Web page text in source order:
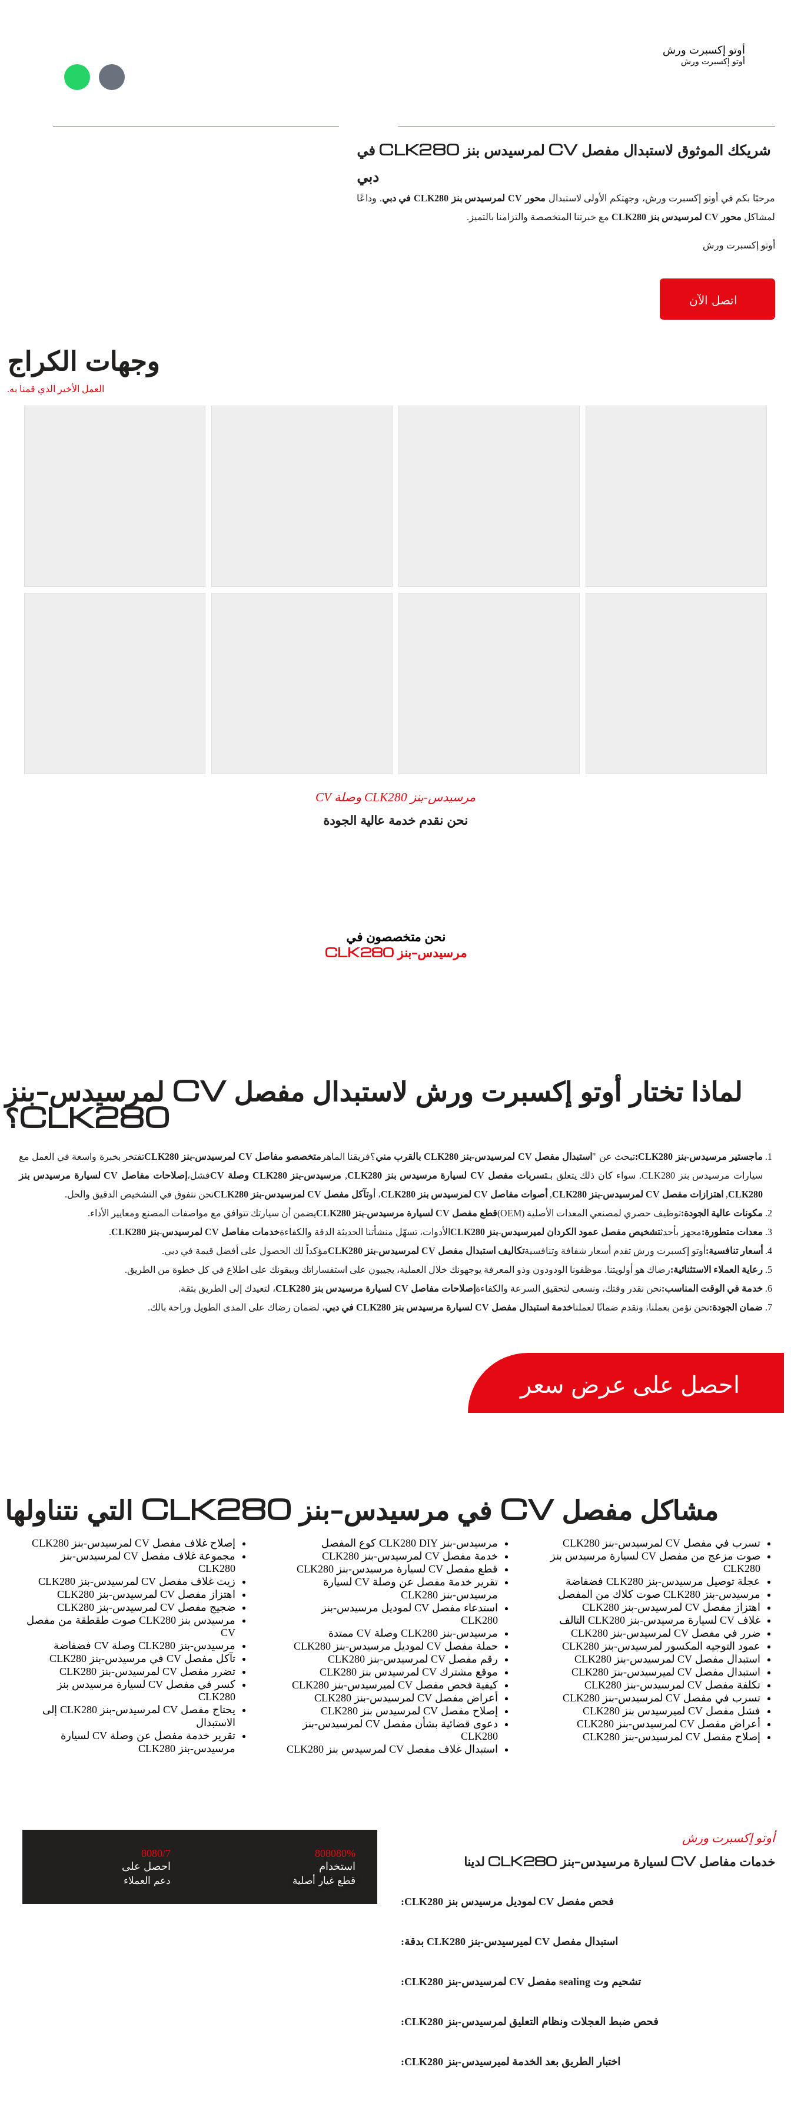
أوتو إكسبرت ورش
أوتو إكسبرت ورش
شريكك الموثوق لاستبدال مفصل CV لمرسيدس بنز CLK280 في
دبي
مرحبًا بكم في أوتو إكسبرت ورش، وجهتكم الأولى لاستبدال محور CV لمرسيدس بنز CLK280 في دبي
. وداعًا
لمشاكل محور CV لمرسيدس بنز CLK280 مع خبرتنا المتخصصة والتزامنا بالتميز.
أوتو إكسبرت ورش
اتصل الآن
وجهات الكراج
العمل الأخير الذي قمنا به.
مرسيدس-بنز CLK280 وصلة CV
نحن نقدم خدمة عالية الجودة
نحن متخصصون في
مرسيدس-بنز CLK280
لماذا تختار أوتو إكسبرت ورش لاستبدال مفصل CV لمرسيدس-بنز
CLK280؟
ماجستير مرسيدس-بنز CLK280: تبحث عن " استبدال مفصل CV لمرسيدس-بنز CLK280 بالقرب مني ؟فريقنا الماهر متخصصو مفاصل CV لمرسيدس-بنز CLK280
تفتخر بخبرة واسعة في العمل مع
سيارات مرسيدس بنز CLK280. سواء كان ذلك يتعلق بـ
تسربات مفصل CV لسيارة مرسيدس بنز CLK280 , مرسيدس-بنز CLK280 وصلة CV فشل،
إصلاحات مفاصل CV لسيارة مرسيدس بنز
CLK280
, اهتزازات مفصل CV لمرسيدس-بنز CLK280 , أصوات مفاصل CV لمرسيدس بنز CLK280 ، أوتآكل مفصل CV لمرسيدس-بنز CLK280
نحن نتفوق في التشخيص الدقيق والحل.
مكونات عالية الجودة:توظيف حصري لمصنعي المعدات الأصلية (OEM) قطع مفصل CV لسيارة مرسيدس-بنز CLK280
يضمن أن سيارتك تتوافق مع مواصفات المصنع ومعايير الأداء.
معدات متطورة:مجهز بأحدثتشخيص مفصل عمود الكردان لميرسيدس-بنز CLK280 الأدوات، تسهّل منشأتنا الحديثة الدقة والكفاءةخدمات مفاصل CV لمرسيدس-بنز CLK280
.
أسعار تنافسية: أوتو إكسبرت ورش تقدم أسعار شفافة وتنافسيةتكاليف استبدال مفصل CV لمرسيدس-بنز CLK280
مؤكداً لك الحصول على أفضل قيمة في دبي.
رعاية العملاء الاستثنائية:رضاك هو أولويتنا. موظفونا الودودون وذو المعرفة يوجهونك خلال العملية، يجيبون على استفساراتك ويبقونك على اطلاع في كل خطوة من الطريق.
خدمة في الوقت المناسب:نحن نقدر وقتك، ونسعى لتحقيق السرعة والكفاءة إصلاحات مفاصل CV لسيارة مرسيدس بنز CLK280
، لتعيدك إلى الطريق بثقة.
ضمان الجودة:نحن نؤمن بعملنا، ونقدم ضمانًا لعملناخدمة استبدال مفصل CV لسيارة مرسيدس بنز CLK280 في دبي ، لضمان رضاك على المدى الطويل وراحة بالك.
احصل على عرض سعر
مشاكل مفصل CV في مرسيدس-بنز CLK280 التي نتناولها
تسرب في مفصل CV لمرسيدس-بنز CLK280
صوت مزعج من مفصل CV لسيارة مرسيدس بنز
CLK280
عجلة توصيل مرسيدس-بنز CLK280 فضفاضة
مرسيدس-بنز CLK280 صوت كلاك من المفصل
اهتزاز مفصل CV لمرسيدس-بنز CLK280
غلاف CV لسيارة مرسيدس-بنز CLK280 التالف
ضرر في مفصل CV لمرسيدس-بنز CLK280
عمود التوجيه المكسور لمرسيدس-بنز CLK280
استبدال مفصل CV لمرسيدس-بنز CLK280
استبدال مفصل CV لميرسيدس-بنز CLK280
تكلفة مفصل CV لمرسيدس-بنز CLK280
تسرب في مفصل CV لمرسيدس-بنز CLK280
فشل مفصل CV لميرسيدس بنز CLK280
أعراض مفصل CV لمرسيدس-بنز CLK280
إصلاح مفصل CV لمرسيدس-بنز CLK280
مرسيدس-بنز CLK280 DIY كوع المفصل
خدمة مفصل CV لمرسيدس-بنز CLK280
قطع مفصل CV لسيارة مرسيدس-بنز CLK280
تقرير خدمة مفصل عن وصلة CV لسيارة
مرسيدس-بنز CLK280
استدعاء مفصل CV لموديل مرسيدس-بنز
CLK280
مرسيدس-بنز CLK280 وصلة CV ممتدة
حملة مفصل CV لموديل مرسيدس-بنز CLK280
رقم مفصل CV لمرسيدس-بنز CLK280
موقع مشترك CV لمرسيدس بنز CLK280
كيفية فحص مفصل CV لميرسيدس-بنز CLK280
أعراض مفصل CV لمرسيدس-بنز CLK280
إصلاح مفصل CV لمرسيدس بنز CLK280
دعوى قضائية بشأن مفصل CV لمرسيدس-بنز
CLK280
استبدال غلاف مفصل CV لمرسيدس بنز CLK280
إصلاح غلاف مفصل CV لمرسيدس-بنز CLK280
مجموعة غلاف مفصل CV لمرسيدس-بنز
CLK280
زيت غلاف مفصل CV لمرسيدس-بنز CLK280
اهتزاز مفصل CV لمرسيدس-بنز CLK280
ضجيج مفصل CV لمرسيدس-بنز CLK280
مرسيدس بنز CLK280 صوت طقطقة من مفصل
CV
مرسيدس-بنز CLK280 وصلة CV فضفاضة
تآكل مفصل CV في مرسيدس-بنز CLK280
تضرر مفصل CV لمرسيدس-بنز CLK280
كسر في مفصل CV لسيارة مرسيدس بنز
CLK280
يحتاج مفصل CV لمرسيدس-بنز CLK280 إلى
الاستبدال
تقرير خدمة مفصل عن وصلة CV لسيارة
مرسيدس-بنز CLK280
أوتو إكسبرت ورش
خدمات مفاصل CV لسيارة مرسيدس-بنز CLK280 لدينا
فحص مفصل CV لموديل مرسيدس بنز CLK280:
استبدال مفصل CV لميرسيدس-بنز CLK280 بدقة:
تشحيم وت sealing مفصل CV لمرسيدس-بنز CLK280:
فحص ضبط العجلات ونظام التعليق لمرسيدس-بنز CLK280:
اختبار الطريق بعد الخدمة لميرسيدس-بنز CLK280:
808080%
استخدام
قطع غيار أصلية
8080/7
احصل على
دعم العملاء